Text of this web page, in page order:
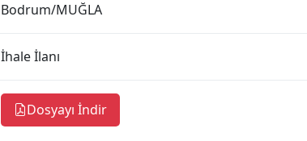
Bodrum/MUĞLA
İhale İlanı
Dosyayı İndir